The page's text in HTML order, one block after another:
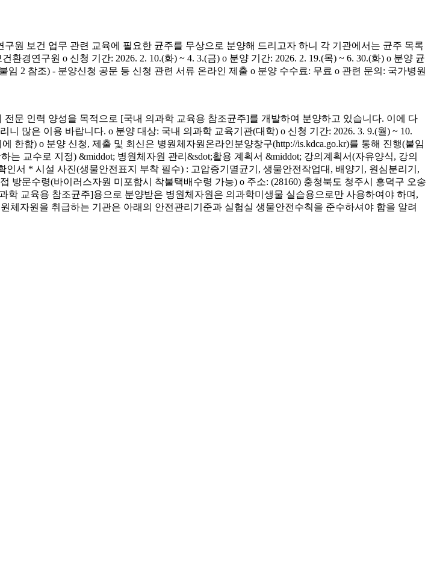
원 보건 업무 관련 교육에 필요한 균주를 무상으로 분양해 드리고자 하니 각 기관에서는 균주 목록
경연구원 o 신청 기간: 2026. 2. 10.(화) ~ 4. 3.(금) o 분양 기간: 2026. 2. 19.(목) ~ 6. 30.(화) o 분양 균
임 2 참조) - 분양신청 공문 등 신청 관련 서류 온라인 제출 o 분양 수수료: 무료 o 관련 문의: 국가병원
문 인력 양성을 목적으로 [국내 의과학 교육용 참조균주]를 개발하여 분양하고 있습니다. 이에 다
많은 이용 바랍니다. o 분양 대상: 국내 의과학 교육기관(대학) o 신청 기간: 2026. 3. 9.(월) ~ 10.
한함) o 분양 신청, 제출 및 회신은 병원체자원온라인분양창구(http://is.kdca.go.kr)를 통해 진행(붙임
교수로 지정) &middot; 병원체자원 관리&sdot;활용 계획서 &middot; 강의계획서(자유양식, 강의
서 * 시설 사진(생물안전표지 부착 필수) : 고압증기멸균기, 생물안전작업대, 배양기, 원심분리기,
방문수령(바이러스자원 미포함시 착불택배수령 가능) o 주소: (28160) 충청북도 청주시 흥덕구 오송
학 교육용 참조균주]용으로 분양받은 병원체자원은 의과학미생물 실습용으로만 사용하여야 하며,
체자원을 취급하는 기관은 아래의 안전관리기준과 실험실 생물안전수칙을 준수하셔야 함을 알려